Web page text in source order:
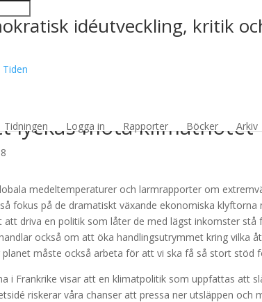
idéutveckling, kritik
Tidningen Logga in Rapporter Böcker Arkiv
utan fokus på
lyckas möta klimathotet
medeltemperaturer och larmrapporter om
fokus på de dramatiskt växande ekonomiska
att driva en politik som låter de med lägst inkomster
också om att öka handlingsutrymmet kring vilka
måste också arbeta för att vi ska få så stort stöd
i Frankrike visar att en klimatpolitik som uppfattas att
riskerar våra chanser att pressa ner utsläppen och